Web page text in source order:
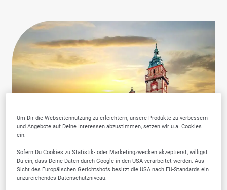
Um Dir die Webseitennutzung zu erleichtern, unsere Produkte zu verbessern
und Angebote auf Deine Interessen abzustimmen, setzen wir u.a. Cookies
ein.
Sofern Du Cookies zu Statistik- oder Marketingzwecken akzeptierst, willigst
Du ein, dass Deine Daten durch Google in den USA verarbeitet werden. Aus
Sicht des Europäischen Gerichtshofs besitzt die USA nach EU-Standards ein
unzureichendes Datenschutzniveau.